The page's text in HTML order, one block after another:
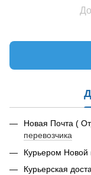
Новая Почта (
перевозчика
Курьером Новой
Курьерская